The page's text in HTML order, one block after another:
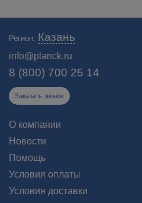
Регион: Казань
info@planck.ru
8 (800) 700 25 14
Заказать звонок
О компании
Новости
Помощь
Условия оплаты
Условия доставки